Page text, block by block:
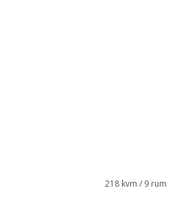
218 kvm / 9 rum